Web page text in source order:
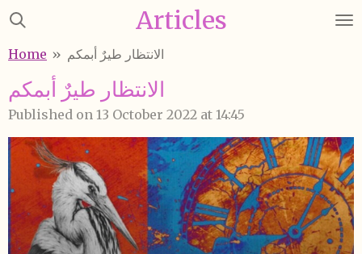
Skip
main
content
Articles
Home » الانتظار طيرٌ أبمكم
الانتظار طيرٌ أبمكم
Published on 13 October 2022 at 14:45